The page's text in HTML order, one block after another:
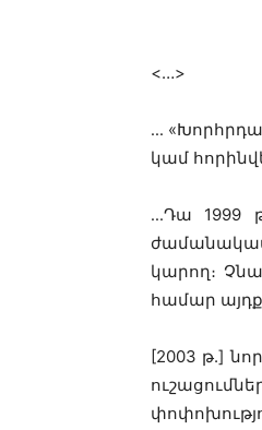
<…>
․․․
կամ
․․․Դա
կարող։
համար
[2003 թ.]